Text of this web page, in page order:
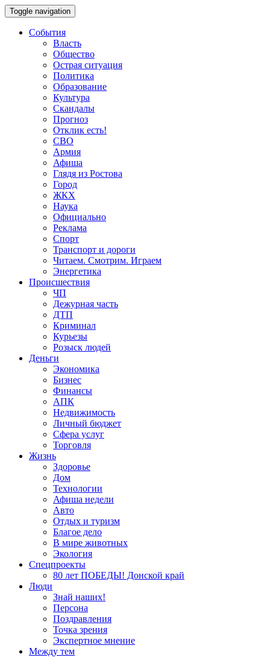
Toggle navigation
События
Власть
Общество
Острая ситуация
Политика
Образование
Культура
Скандалы
Прогноз
Отклик есть!
СВО
Армия
Афиша
Глядя из Ростова
Город
ЖКХ
Наука
Официально
Реклама
Спорт
Транспорт и дороги
Читаем. Смотрим. Играем
Энергетика
Происшествия
ЧП
Дежурная часть
ДТП
Криминал
Курьезы
Розыск людей
Деньги
Экономика
Бизнес
Финансы
АПК
Недвижимость
Личный бюджет
Сфера услуг
Торговля
Жизнь
Здоровье
Дом
Технологии
Афиша недели
Авто
Отдых и туризм
Благое дело
В мире животных
Экология
Спецпроекты
80 лет ПОБЕДЫ! Донской край
Люди
Знай наших!
Персона
Поздравления
Точка зрения
Экспертное мнение
Между тем